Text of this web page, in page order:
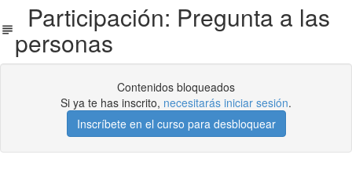
Participación: Pregunta a las
personas
Contenidos bloqueados
Si ya te has inscrito, necesitarás iniciar sesión.
Inscríbete en el curso para desbloquear